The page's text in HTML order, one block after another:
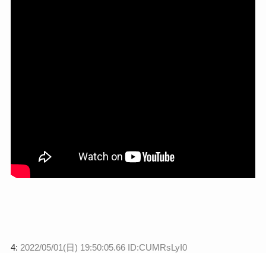
4: 2022/05/01(日) 19:50:05.66 ID:CUMRsLyI0